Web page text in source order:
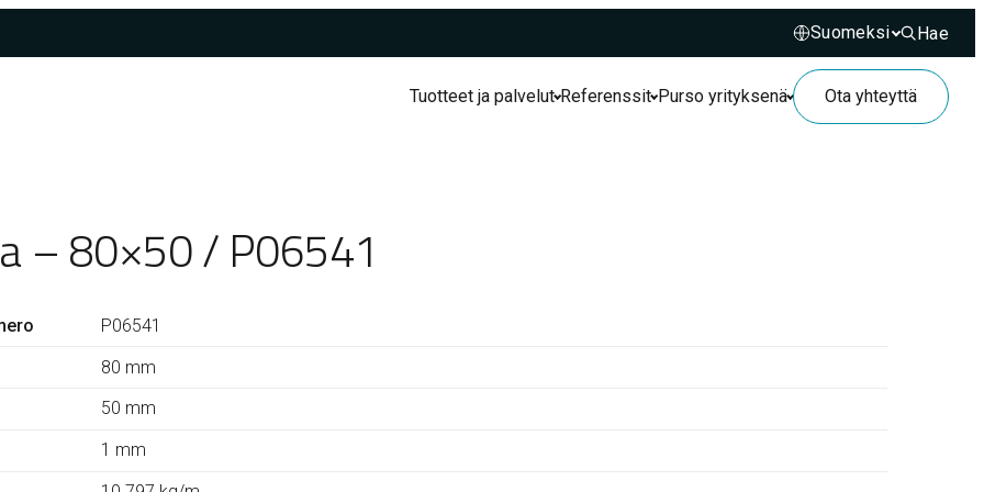
Hae
Hae
Tuotteet ja palvelut Referenssit Purso yrityksenä Ota yhteyttä
– 80×50 / P06541
P06541
80 mm
50 mm
1 mm